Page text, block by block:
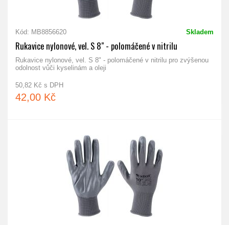
Kód: MB8856620 Skladem
Rukavice nylonové, vel. S 8" - polomáčené v nitrilu
Rukavice nylonové, vel. S 8" - polomáčené v nitrilu pro zvýšenou
odolnost vůči kyselinám a oleji
50,82 Kč s DPH
42,00 Kč